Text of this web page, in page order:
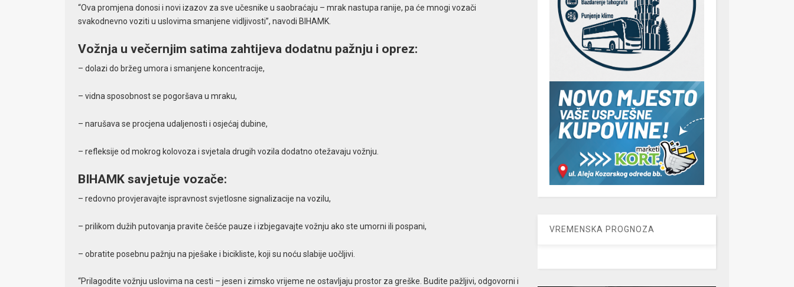
“Ova promjena donosi i novi izazov za sve učesnike u saobraćaju – mrak nastupa ranije, pa će mnogi vozači
svakodnevno voziti u uslovima smanjene vidljivosti”, navodi BIHAMK.
Vožnja u večernjim satima zahtijeva dodatnu pažnju i oprez:
– dolazi do bržeg umora i smanjene koncentracije,
– vidna sposobnost se pogoršava u mraku,
– narušava se procjena udaljenosti i osjećaj dubine,
– refleksije od mokrog kolovoza i svjetala drugih vozila dodatno otežavaju vožnju.
BIHAMK savjetuje vozače:
– redovno provjeravajte ispravnost svjetlosne signalizacije na vozilu,
– prilikom dužih putovanja pravite češće pauze i izbjegavajte vožnju ako ste umorni ili pospani,
– obratite posebnu pažnju na pješake i bicikliste, koji su noću slabije uočljivi.
“Prilagodite vožnju uslovima na cesti – jesen i zimsko vrijeme ne ostavljaju prostor za greške. Budite pažljivi, odgovorni i
VREMENSKA PROGNOZA